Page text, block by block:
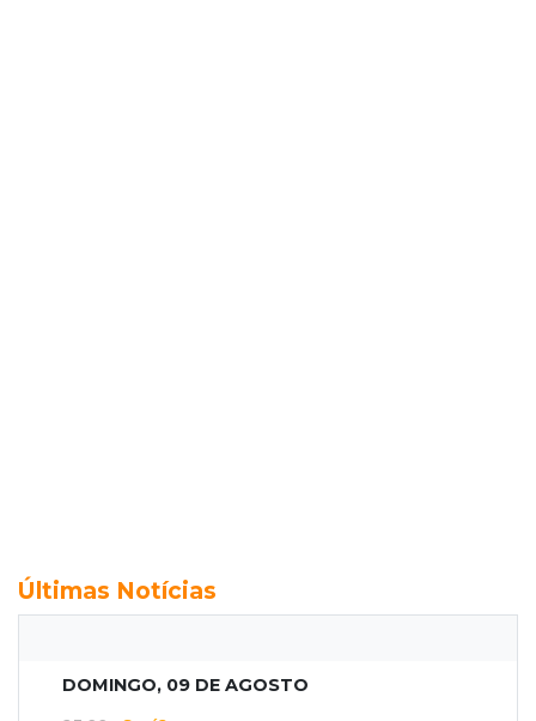
Últimas Notícias
DOMINGO, 09 DE AGOSTO